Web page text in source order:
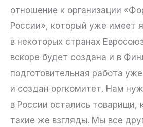
отношение к организации
России», который уже имеет
в некоторых странах
вскоре будет создана и в
подготовительная работа
и создан оргкомитет. Нам
в России остались товарищи,
такие же взгляды. Мы все